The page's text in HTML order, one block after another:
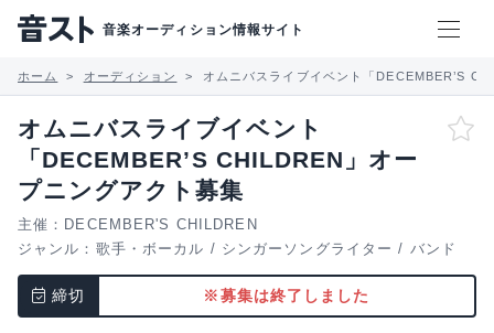
音楽オーディション情報サイト
ホーム オーディション オムニバスライブイベント「DECEMBER’S
オムニバスライブイベント
「DECEMBER’S CHILDREN」オー
プニングアクト募集
主催：DECEMBER'S CHILDREN
ジャンル： 歌手・ボーカル / シンガーソングライター / バンド
締切 ※募集は終了しました